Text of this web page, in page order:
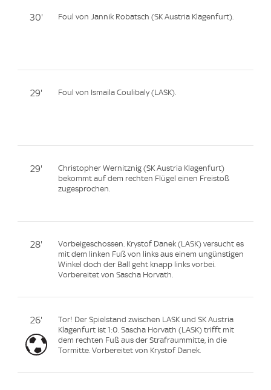
30' Foul von Jannik Robatsch (SK Austria Klagenfurt).
29' Foul von Ismaila Coulibaly (LASK).
29'
Christopher Wernitznig (SK Austria Klagenfurt)
bekommt auf dem rechten Flügel einen Freistoß
zugesprochen.
28'
Vorbeigeschossen. Krystof Danek (LASK) versucht es
mit dem linken Fuß von links aus einem ungünstigen
Winkel doch der Ball geht knapp links vorbei.
Vorbereitet von Sascha Horvath.
26'
Tor! Der Spielstand zwischen LASK und SK Austria
Klagenfurt ist 1:0. Sascha Horvath (LASK) trifft mit
dem rechten Fuß aus der Strafraummitte, in die
Tormitte. Vorbereitet von Krystof Danek.